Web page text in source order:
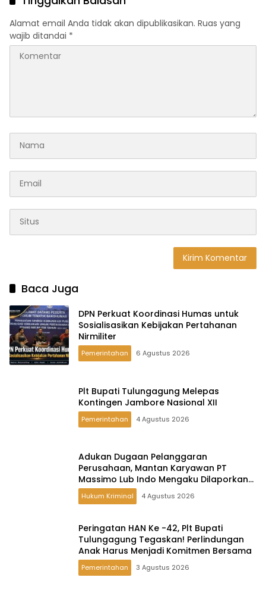
Alamat email Anda tidak akan dipublikasikan. Ruas yang
wajib ditandai *
Baca Juga
DPN Perkuat Koordinasi Humas untuk
Sosialisasikan Kebijakan Pertahanan
Nirmiliter
Pemerintahan 6 Agustus 2026
Plt Bupati Tulungagung Melepas
Kontingen Jambore Nasional XII
Pemerintahan 4 Agustus 2026
Adukan Dugaan Pelanggaran
Perusahaan, Mantan Karyawan PT
Massimo Lub Indo Mengaku Dilaporkan
ke Polisi
Hukum Kriminal 4 Agustus 2026
Peringatan HAN Ke -42, Plt Bupati
Tulungagung Tegaskan! Perlindungan
Anak Harus Menjadi Komitmen Bersama
Pemerintahan 3 Agustus 2026